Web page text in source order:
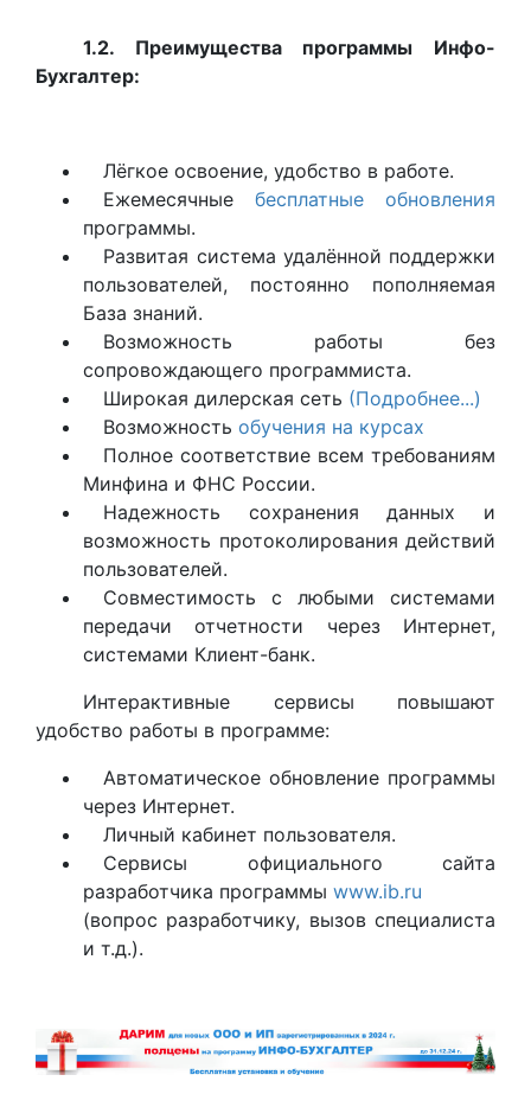
1.2. Преимущества программы Инфо-
Бухгалтер:
Лёгкое освоение, удобство в работе.
Ежемесячныебесплатные обновления
программы.
Развитая система удалённой поддержки
пользователей, постоянно пополняемая
База знаний.
Возможность работы без
сопровождающего программиста.
Широкая дилерская сеть (Подробнее...)
Возможностьобучения на курсах
Полное соответствие всем требованиям
Минфина и ФНС России.
Надежность сохранения данных и
возможность протоколирования действий
пользователей.
Совместимость с любыми системами
передачи отчетности через Интернет,
системами Клиент-банк.
Интерактивные сервисы повышают
удобство работы в программе:
Автоматическое обновление программы
через Интернет.
Личный кабинет пользователя.
Сервисы официального сайта
разработчика программы www.ib.ru
(вопрос разработчику, вызов специалиста
и т.д.).